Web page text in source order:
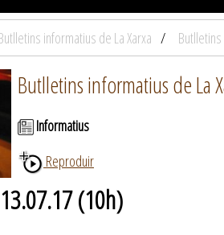
informatius de La Xarxa
Butlletins informatius de La
Informatius
Reproduir
(10h)